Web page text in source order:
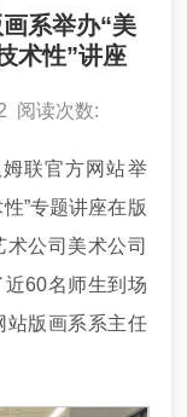
系举办“美
术性”讲座
阅读次数:
联官方网站举
”专题讲座在版
公司美术公司
60名师生到场
站版画系系主任